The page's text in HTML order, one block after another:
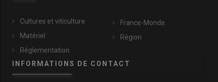
Cultures et viticulture
Matériel
Réglementation
France-Monde
Région
INFORMATIONS DE CONTACT